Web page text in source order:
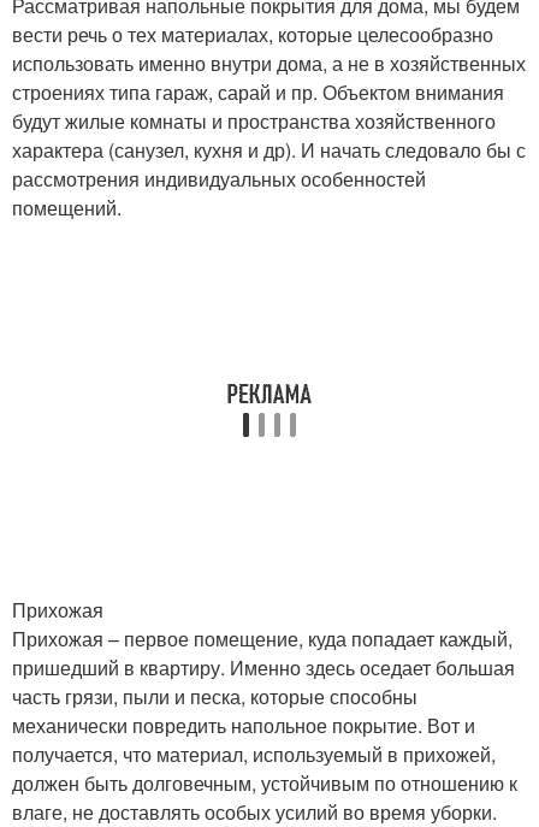
вести речь о тех материалах, которые целесообразно
использовать именно внутри дома, а не в хозяйственных
строениях типа гараж, сарай и пр. Объектом внимания
будут жилые комнаты и пространства хозяйственного
характера (санузел, кухня и др). И начать следовало бы с
рассмотрения индивидуальных особенностей
помещений.
Прихожая
Прихожая – первое помещение, куда попадает каждый,
пришедший в квартиру. Именно здесь оседает большая
часть грязи, пыли и песка, которые способны
механически повредить напольное покрытие. Вот и
получается, что материал, используемый в прихожей,
должен быть долговечным, устойчивым по отношению к
влаге, не доставлять особых усилий во время уборки.